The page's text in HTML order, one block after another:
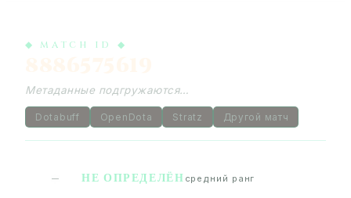
◆ MATCH ID ◆
Метаданные подгружаются…
Dotabuff OpenDota Stratz Другой матч
— НЕ ОПРЕДЕЛЁН средний ранг